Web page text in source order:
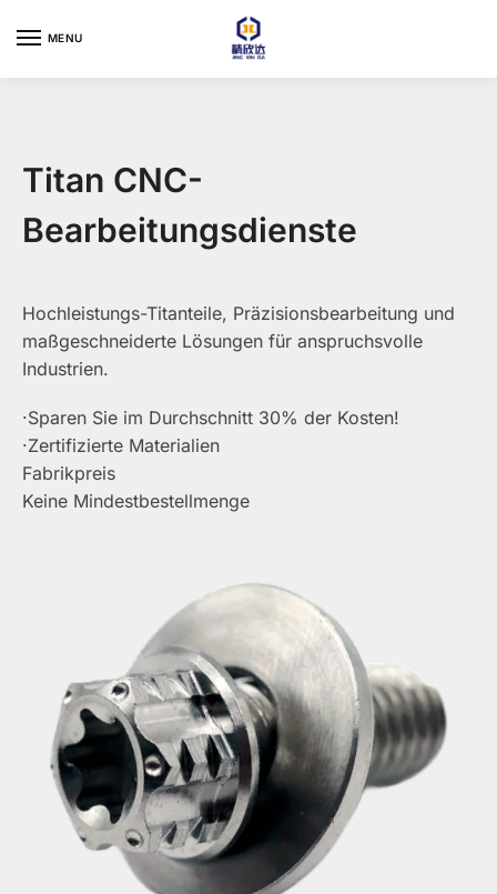
MENU
Titan CNC-
Bearbeitungsdienste
Hochleistungs-Titanteile, Präzisionsbearbeitung und
maßgeschneiderte Lösungen für anspruchsvolle
Industrien.
·Sparen Sie im Durchschnitt 30% der Kosten!
·Zertifizierte Materialien
Fabrikpreis
Keine Mindestbestellmenge